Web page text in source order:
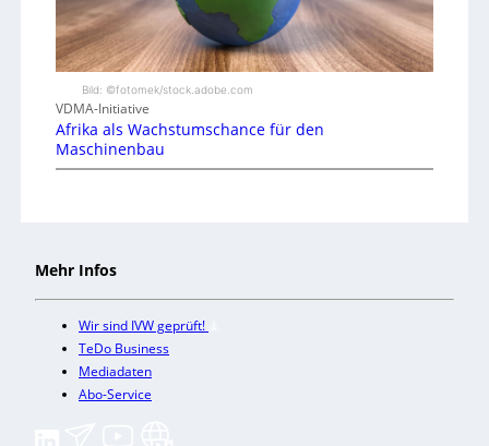
Bild: ©fotomek/stock.adobe.com
VDMA-Initiative
Afrika als Wachstumschance für den
Maschinenbau
Mehr Infos
Wir sind IVW geprüft!
TeDo Business
Mediadaten
Abo-Service